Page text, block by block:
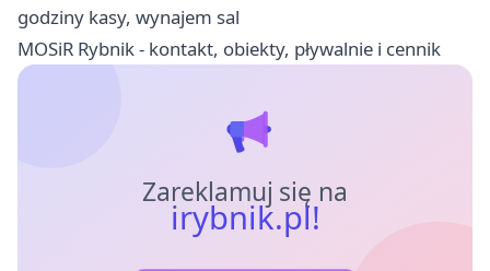
godziny kasy, wynajem sal
MOSiR Rybnik - kontakt, obiekty, pływalnie i cennik
Zareklamuj się na
irybnik.pl!